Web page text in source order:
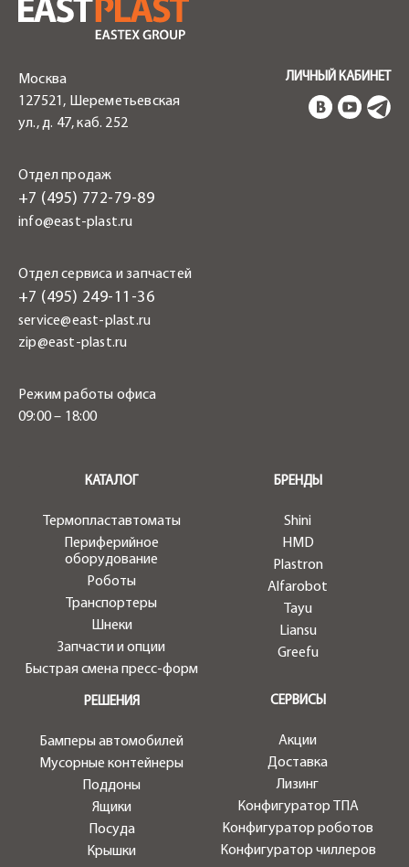
Москва
127521, Шереметьевская
ул., д. 47, каб. 252
Отдел продаж
+7 (495) 772-79-89
info@east-plast.ru
Отдел сервиса и запчастей
+7 (495) 249-11-36
service@east-plast.ru
zip@east-plast.ru
Режим работы офиса
09:00 – 18:00
ЛИЧНЫЙ КАБИНЕТ
КАТАЛОГ
Термопластавтоматы
Периферийное
оборудование
Роботы
Транспортеры
Шнеки
Запчасти и опции
Быстрая смена пресс-форм
БРЕНДЫ
Shini
HMD
Plastron
Alfarobot
Tayu
Liansu
Greefu
СЕРВИСЫ
Акции
Доставка
Лизинг
Конфигуратор ТПА
Конфигуратор роботов
Конфигуратор чиллеров
РЕШЕНИЯ
Бамперы автомобилей
Мусорные контейнеры
Поддоны
Ящики
Посуда
Крышки